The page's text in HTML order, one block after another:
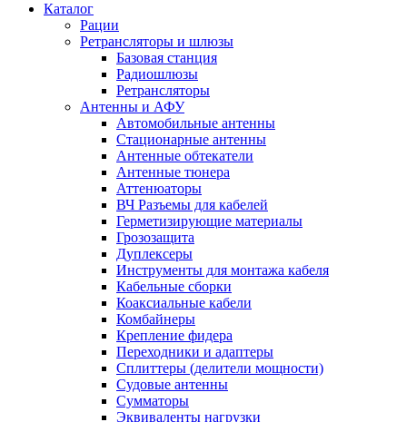
Каталог
Рации
Ретрансляторы и шлюзы
Базовая станция
Радиошлюзы
Ретрансляторы
Антенны и АФУ
Автомобильные антенны
Стационарные антенны
Антенные обтекатели
Антенные тюнера
Аттенюаторы
ВЧ Разъемы для кабелей
Герметизирующие материалы
Грозозащита
Дуплексеры
Инструменты для монтажа кабеля
Кабельные сборки
Коаксиальные кабели
Комбайнеры
Крепление фидера
Переходники и адаптеры
Сплиттеры (делители мощности)
Судовые антенны
Сумматоры
Эквиваленты нагрузки